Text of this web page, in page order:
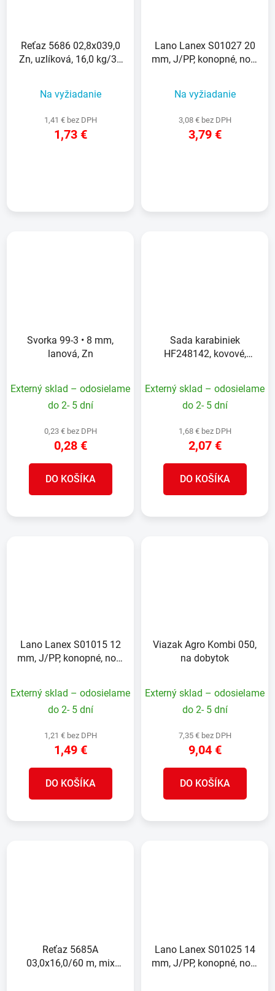
Reťaz 5686 02,8x039,0
Zn, uzlíková, 16,0 kg/30
Na vyžiadanie
1,41 € bez DPH
1,73 €
Lano Lanex S01027 20
mm, J/PP, konopné, nos.
Na vyžiadanie
3,08 € bez DPH
3,79 €
Svorka 99-3 • 8 mm,
lanová, Zn
Externý sklad – odosielame
do 2- 5 dní
0,23 € bez DPH
0,28 €
DO KOŠÍKA
Sada karabiniek
HF248142, kovové,
Externý sklad – odosielame
do 2- 5 dní
1,68 € bez DPH
2,07 €
DO KOŠÍKA
Lano Lanex S01015 12
mm, J/PP, konopné, nos.
Externý sklad – odosielame
do 2- 5 dní
1,21 € bez DPH
1,49 €
DO KOŠÍKA
Viazak Agro Kombi 050,
na dobytok
Externý sklad – odosielame
do 2- 5 dní
7,35 € bez DPH
9,04 €
DO KOŠÍKA
Reťaz 5685A
03,0x16,0/60 m, mix
Lano Lanex S01025 14
mm, J/PP, konopné, nos.